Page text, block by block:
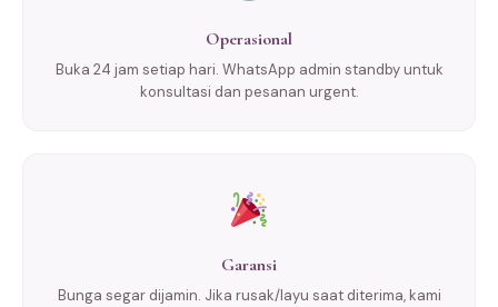
Operasional
Buka 24 jam setiap hari. WhatsApp admin standby untuk
konsultasi dan pesanan urgent.
Garansi
Bunga segar dijamin. Jika rusak/layu saat diterima, kami